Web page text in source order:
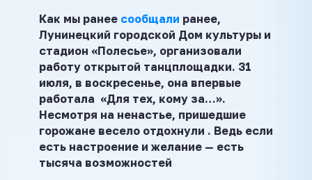
Как мы ранее сообщали ранее,
Лунинецкий городской Дом культуры и
стадион «Полесье», организовали
работу открытой танцплощадки. 31
июля, в воскресенье, она впервые
работала «Для тех, кому за…».
Несмотря на ненастье, пришедшие
горожане весело отдохнули . Ведь если
есть настроение и желание — есть
тысяча возможностей